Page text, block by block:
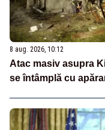
8 aug. 2026, 10:12
Atac masiv asupra
se întâmplă cu